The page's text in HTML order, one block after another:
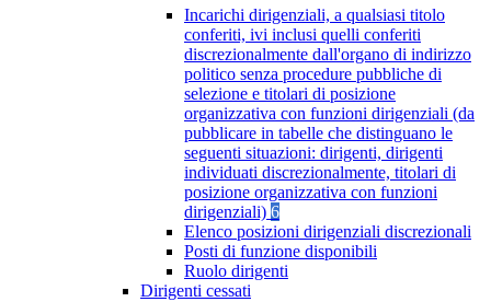
Incarichi dirigenziali, a qualsiasi titolo
conferiti, ivi inclusi quelli conferiti
discrezionalmente dall'organo di indirizzo
politico senza procedure pubbliche di
selezione e titolari di posizione
organizzativa con funzioni dirigenziali (da
pubblicare in tabelle che distinguano le
seguenti situazioni: dirigenti, dirigenti
individuati discrezionalmente, titolari di
posizione organizzativa con funzioni
dirigenziali) 6
Elenco posizioni dirigenziali discrezionali
Posti di funzione disponibili
Ruolo dirigenti
Dirigenti cessati